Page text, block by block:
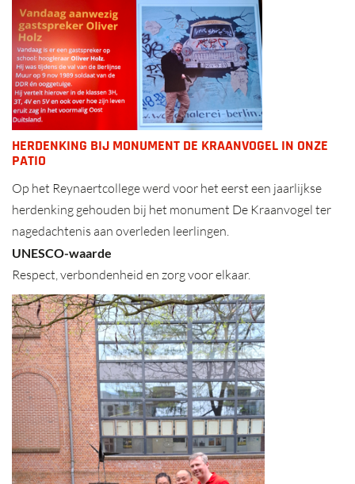
HERDENKING BIJ MONUMENT DE KRAANVOGEL IN ONZE
PATIO
Op het Reynaertcollege werd voor het eerst een jaarlijkse
herdenking gehouden bij het monument De Kraanvogel ter
nagedachtenis aan overleden leerlingen.
UNESCO-waarde
Respect, verbondenheid en zorg voor elkaar.